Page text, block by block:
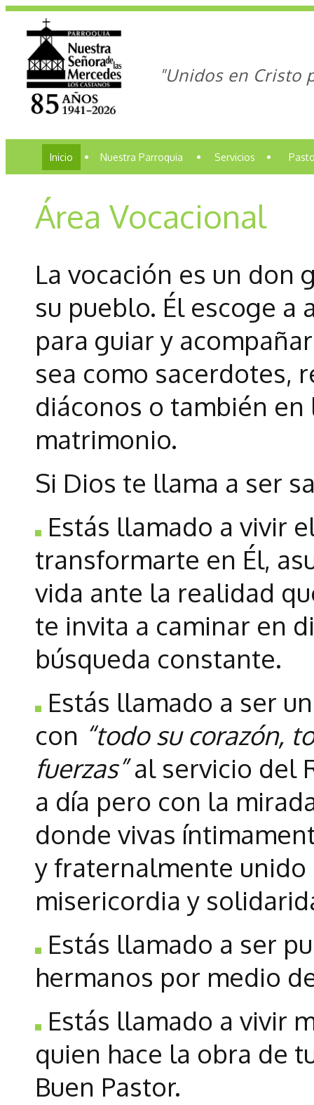
"Unidos en Cristo
Inicio • Nuestra Parroquia • Servicios •
Área Vocacional
La vocación es un don
su pueblo. Él escoge a
para guiar y
sea como sacerdotes,
diáconos o también
matrimonio.
Si Dios te llama a ser
Estás llamado a vivir
transformarte en Él,
vida ante la realidad
te invita a caminar en
búsqueda constante.
Estás llamado a ser
con “todo su corazón,
fuerzas”al servicio del
a día pero con la
donde vivas
y fraternalmente unido
misericordia y
Estás llamado a ser
hermanos por medio
Estás llamado a vivir
quien hace la obra de
Buen Pastor.